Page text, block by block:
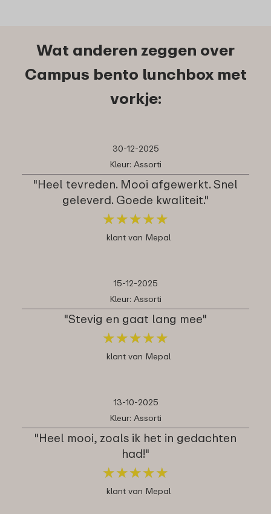
Wat anderen zeggen over
Campus bento lunchbox met
vorkje:
30-12-2025
Kleur: Assorti
"Heel tevreden. Mooi afgewerkt. Snel
geleverd. Goede kwaliteit."
★★★★★
★★★★★
klant van Mepal
15-12-2025
Kleur: Assorti
"Stevig en gaat lang mee"
★★★★★
★★★★★
klant van Mepal
13-10-2025
Kleur: Assorti
"Heel mooi, zoals ik het in gedachten
had!"
★★★★★
★★★★★
klant van Mepal